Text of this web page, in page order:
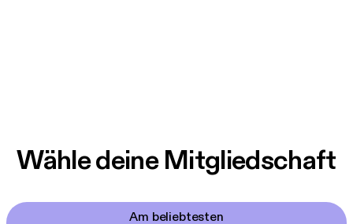
Wähle deine Mitgliedschaft
Am beliebtesten